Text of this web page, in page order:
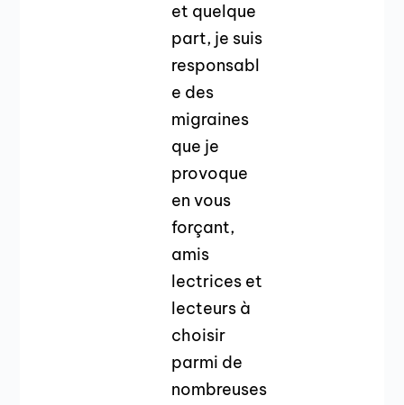
et quelque
part, je suis
responsabl
e des
migraines
que je
provoque
en vous
forçant,
amis
lectrices et
lecteurs à
choisir
parmi de
nombreuses